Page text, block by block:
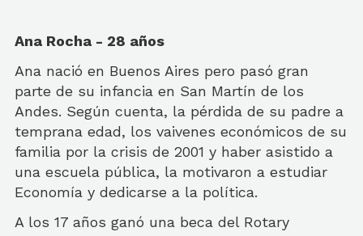
Ana Rocha - 28 años
Ana nació en Buenos Aires pero pasó gran
parte de su infancia en San Martín de los
Andes. Según cuenta, la pérdida de su padre a
temprana edad, los vaivenes económicos de su
familia por la crisis de 2001 y haber asistido a
una escuela pública, la motivaron a estudiar
Economía y dedicarse a la política.
A los 17 años ganó una beca del Rotary